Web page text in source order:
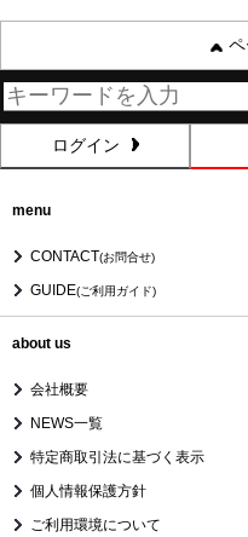
ログイン
menu
CONTACT(お問合せ)
GUIDE(ご利用ガイド)
about us
会社概要
NEWS一覧
特定商取引法に基づく表示
個人情報保護方針
ご利用環境について